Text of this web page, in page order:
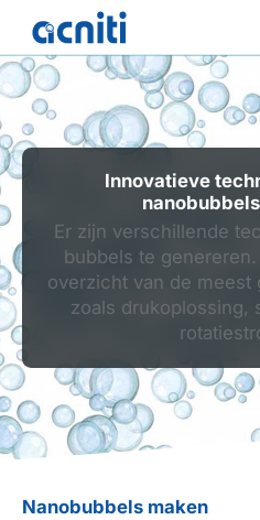
Innovatieve
Er zijn verschillende
bubbels te
overzicht van de meest
zoals drukoplossing,
Nanobubbels maken